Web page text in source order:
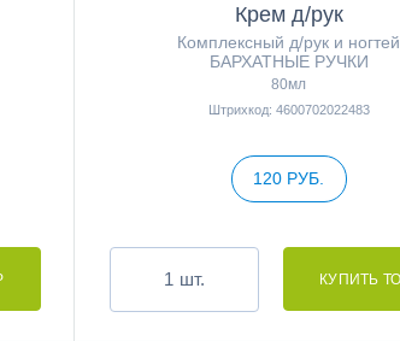
Крем д/рук
Комплексный д/рук и ногтей
БАРХАТНЫЕ РУЧКИ
80мл
Штрихкод: 4600702022483
120 РУБ.
шт.